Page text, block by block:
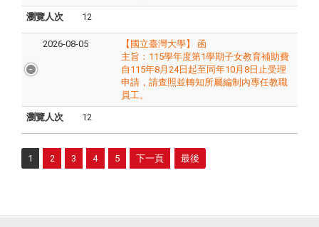
瀏覽人次 12
2026-08-05
【國立臺灣大學】 函
主旨：​115學年度第1學期子女教育補助費
自115年8月24日起至同年10月8日止受理
申請，請查照並轉知所屬編制內專任教職
員工。
瀏覽人次 12
1 2 3 4 5 下一頁 最後